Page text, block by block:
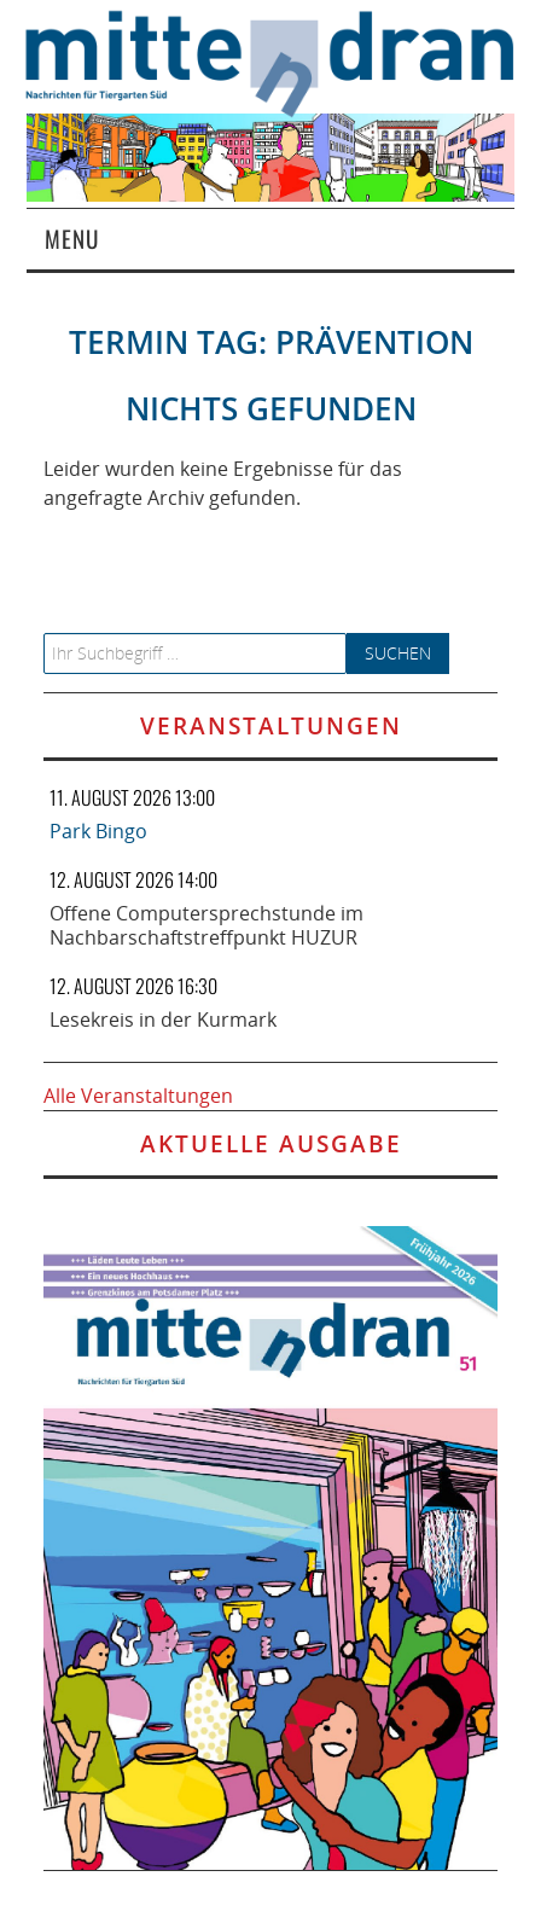
MENU
MAGAZIN
ÜBER UNS
RUBRIKEN
KONTAKT
TERMIN TAG: PRÄVENTION
NICHTS GEFUNDEN
Leider wurden keine Ergebnisse für das
angefragte Archiv gefunden.
Search for:
VERANSTALTUNGEN
11. AUGUST 2026 13:00
Park Bingo
12. AUGUST 2026 14:00
Offene Computersprechstunde im
Nachbarschaftstreffpunkt HUZUR
12. AUGUST 2026 16:30
Lesekreis in der Kurmark
Alle Veranstaltungen
AKTUELLE AUSGABE